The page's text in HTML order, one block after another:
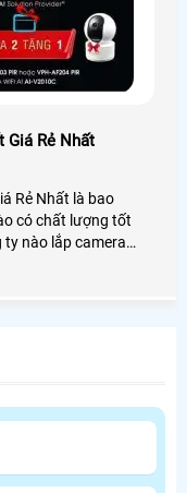
Giá Rẻ Nhất
Rẻ Nhất là bao
có chất lượng tốt
ty nào lắp camera